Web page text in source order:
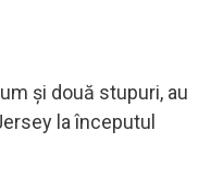
și două stupuri, au
la începutul